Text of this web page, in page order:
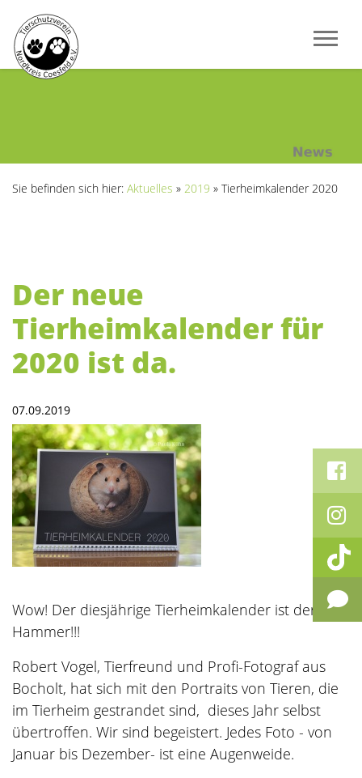
Sie befinden sich hier: Aktuelles » 2019 » Tierheimkalender 2020
Der neue
Tierheimkalender für
2020 ist da.
07.09.2019
Wow! Der diesjährige Tierheimkalender ist der
Hammer!!!
Robert Vogel, Tierfreund und Profi-Fotograf aus
Bocholt, hat sich mit den Portraits von Tieren, die
im Tierheim gestrandet sind, dieses Jahr selbst
übertroffen. Wir sind begeistert. Jedes Foto - von
Januar bis Dezember- ist eine Augenweide.